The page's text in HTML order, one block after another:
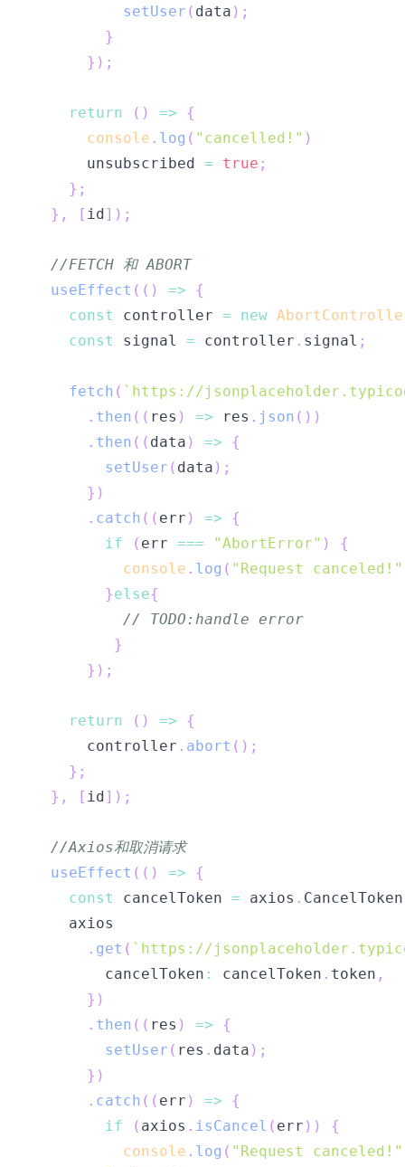
setUser ( data ) ;
}
} ) ;
return ( ) =>
{
console . log ( "cancelled!" )
      unsubscribed
= true ;
} ;
} , [ id] ) ;
//FETCH 和 ABORT
useEffect ( ( ) =>
{
const
controller = new
const
signal = controller . signal ;
fetch ( ` https://
. then ( ( res ) => res . json ( ) )
. then ( ( data ) =>
{
setUser ( data ) ;
} )
. catch ( ( err ) =>
{
if
( err === "AbortError" )
{
console . log ( "Request canceled!"
}else{
// TODO:handle error
}
} ) ;
return ( ) =>
{
      controller
. abort ( ) ;
} ;
} , [ id] ) ;
//Axios和取消请求
useEffect ( ( ) =>
{
const
cancelToken = axios . CancelToken
. get ( ` https://
        cancelToken
: cancelToken . token ,
} )
. then ( ( res ) =>
{
setUser ( res . data ) ;
} )
. catch ( ( err ) =>
{
if
( axios . isCancel ( err ) )
{
console . log ( "Request canceled!"